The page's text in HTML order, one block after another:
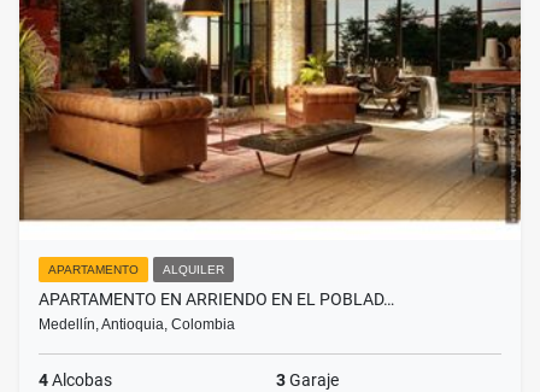
APARTAMENTO ALQUILER
APARTAMENTO EN ARRIENDO EN EL POBLAD…
Medellín, Antioquia, Colombia
4Alcobas 3Garaje